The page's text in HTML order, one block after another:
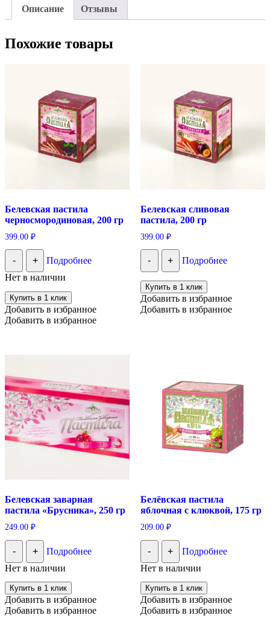
Описание Отзывы
Похожие товары
Белевская пастила
черносмородиновая, 200 гр
399.00 ₽
- +
Подробнее
Нет в наличии
Купить в 1 клик
Добавить в избранное
Добавить в избранное
Белевская сливовая
пастила, 200 гр
399.00 ₽
- + Подробнее
Купить в 1 клик
Добавить в избранное
Добавить в избранное
Белевская заварная
пастила «Брусника», 250 гр
249.00 ₽
- +
Подробнее
Нет в наличии
Купить в 1 клик
Добавить в избранное
Добавить в избранное
Белёвская пастила
яблочная с клюквой, 175 гр
209.00 ₽
- +
Подробнее
Нет в наличии
Купить в 1 клик
Добавить в избранное
Добавить в избранное